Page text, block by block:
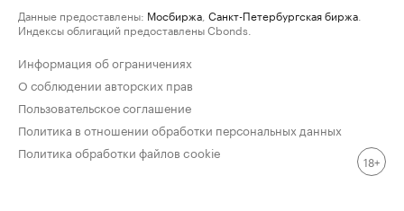
Данные предоставлены: Мосбиржа Санкт-Петербургская биржа
Индексы облигаций предоставлены Cbonds.
Информация об ограничениях
О соблюдении авторских прав
Пользовательское соглашение
Политика в отношении обработки персональных данных
Политика обработки файлов cookie
18+